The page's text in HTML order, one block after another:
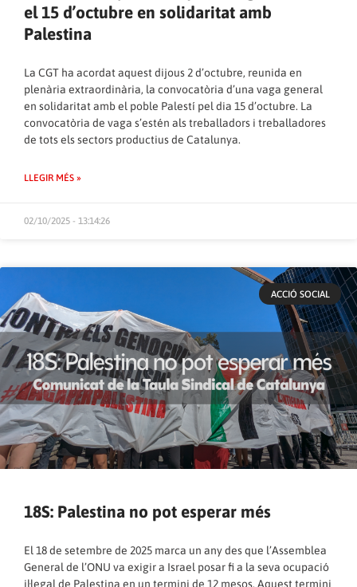
el 15 d’octubre en solidaritat amb
Palestina
La CGT ha acordat aquest dijous 2 d’octubre, reunida en
plenària extraordinària, la convocatòria d’una vaga general
en solidaritat amb el poble Palestí pel dia 15 d’octubre. La
convocatòria de vaga s’estén als treballadors i treballadores
de tots els sectors productius de Catalunya.
LLEGIR MÉS »
02/10/2025 - 13:14:26
ACCIÓ SOCIAL
18S: Palestina no pot esperar més
El 18 de setembre de 2025 marca un any des que l’Assemblea
General de l’ONU va exigir a Israel posar fi a la seva ocupació
il·legal de Palestina en un termini de 12 mesos. Aquest termini